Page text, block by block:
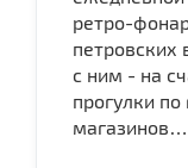
ретро-
петровских
с ним - на
прогулки
магазинов…